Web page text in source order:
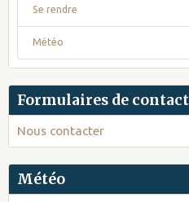
Se rendre
Météo
Formulaires de contact
Nous contacter
Météo